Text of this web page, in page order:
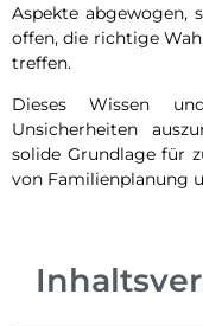
Aspekte abgewogen,
offen, die richtige
treffen.
Dieses Wissen
Unsicherheiten
solide Grundlage für
von Familienplanung